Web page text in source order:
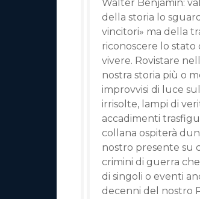
Walter Benjamin:
della storia lo
vincitori» ma della
riconoscere lo stato
vivere. Rovistare
nostra storia più o
improvvisi di luce
irrisolte, lampi di
accadimenti
collana ospiterà
nostro presente su
crimini di guerra
di singoli o eventi
decenni del nostro